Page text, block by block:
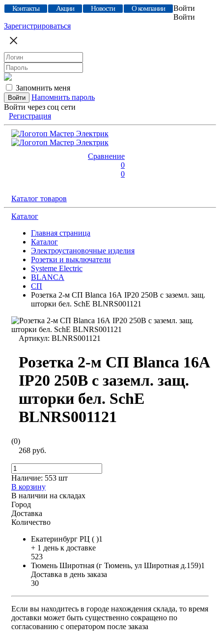
Контакты Акции Новости О компании
Войти
Войти
Зарегистрироваться
Запомнить меня
Напомнить пароль
Войти через соц сети
Регистрация
Сравнение
0
0
Каталог товаров
Каталог
Главная страница
Каталог
Электроустановочные изделия
Розетки и выключатели
Systeme Electric
BLANCA
СП
Розетка 2-м СП Blanca 16А IP20 250В с заземл. защ.
шторки бел. SchE BLNRS001121
Артикул: BLNRS001121
Розетка 2-м СП Blanca 16А
IP20 250В с заземл. защ.
шторки бел. SchE
BLNRS001121
(0)
268 руб.
Наличие: 553 шт
В корзину
В наличии на складах
Город
Доставка
Количество
Екатеринбург РЦ ( )1
+ 1 день к доставке
523
Тюмень Широтная (г Тюмень, ул Широтная д.159)1
Доставка в день заказа
30
Если вы находитесь в городе нахождения склада, то время
доставки может быть существенно сокращено по
согласованию с оператором после заказа